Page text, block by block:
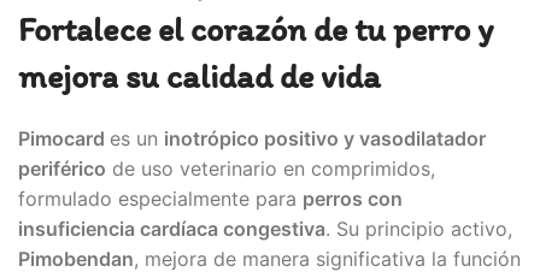
Fortalece el corazón de tu perro y
mejora su calidad de vida
Pimocard es un inotrópico positivo y vasodilatador
periférico de uso veterinario en comprimidos,
formulado especialmente para perros con
insuficiencia cardíaca congestiva. Su principio activo,
Pimobendan, mejora de manera significativa la función